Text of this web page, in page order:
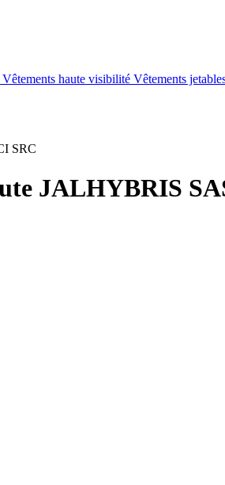
Vêtements haute visibilité Vêtements
SRC
JALHYBRIS